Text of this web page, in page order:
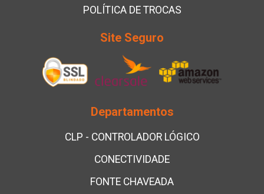
POLÍTICA DE TROCAS
Site Seguro
Departamentos
CLP - CONTROLADOR LÓGICO
CONECTIVIDADE
FONTE CHAVEADA